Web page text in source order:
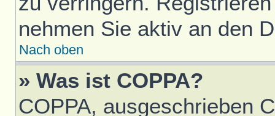
nehmen Sie aktiv an den
Nach oben
» Was ist COPPA?
COPPA, ausgeschrieben